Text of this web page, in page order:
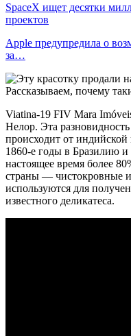
SpaceX ищет десятки
проектов
Apple предупредила о
за…
Viatina-19 FIV Mara
Нелор. Эта
происходит от
1860-е годы в Бразилию
настоящее время более
страны — чистокровные
используются для
известного деликатеса.